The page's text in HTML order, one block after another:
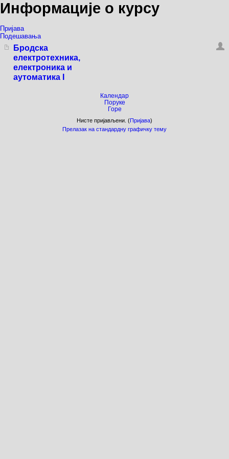
Информације о курсу
Пријава
Подешавања
Бродска
електротехника,
електроника и
аутоматика I
Календар
Поруке
Горе
Нисте пријављени. (Пријава)
Прелазак на стандардну графичку тему